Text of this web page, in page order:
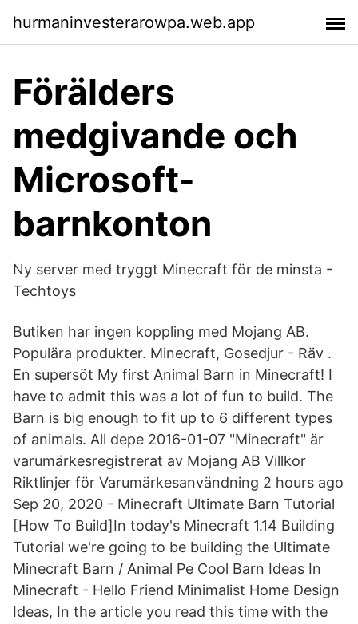
hurmaninvesterarowpa.web.app
Förälders
medgivande och
Microsoft-
barnkonton
Ny server med tryggt Minecraft för de minsta -
Techtoys
Butiken har ingen koppling med Mojang AB.
Populära produkter. Minecraft, Gosedjur - Räv .
En supersöt My first Animal Barn in Minecraft! I
have to admit this was a lot of fun to build. The
Barn is big enough to fit up to 6 different types
of animals. All depe 2016-01-07 "Minecraft" är
varumärkesregistrerat av Mojang AB Villkor
Riktlinjer för Varumärkesanvändning 2 hours ago
Sep 20, 2020 - Minecraft Ultimate Barn Tutorial
[How To Build]In today's Minecraft 1.14 Building
Tutorial we're going to be building the Ultimate
Minecraft Barn / Animal Pe Cool Barn Ideas In
Minecraft - Hello Friend Minimalist Home Design
Ideas, In the article you read this time with the